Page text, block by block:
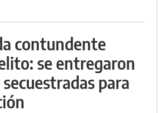
contundente
se entregaron
para